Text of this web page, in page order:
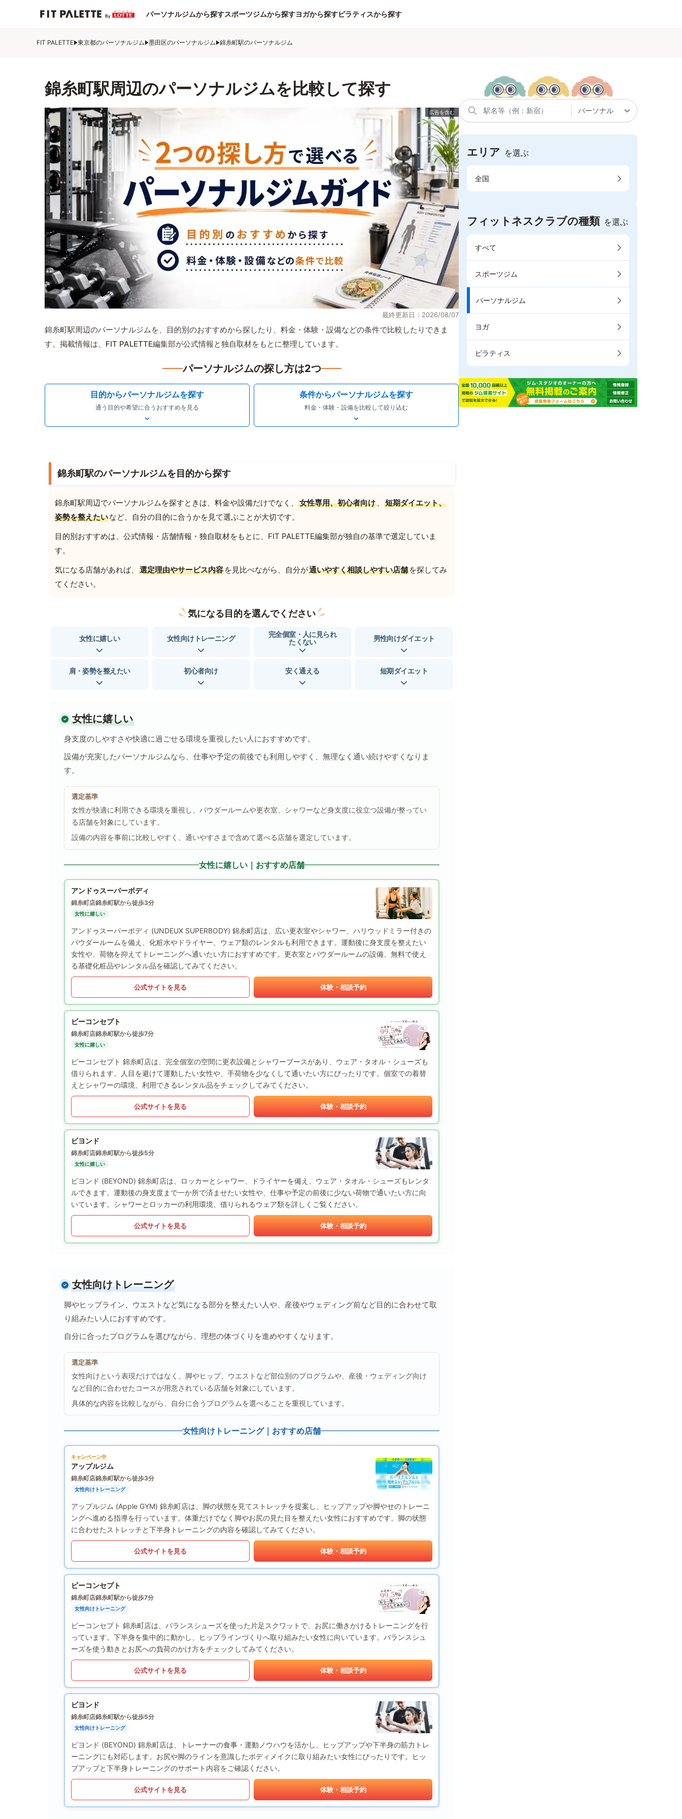
パーソナルジムから探すスポーツジムから探すヨガから探すピラティスから探す
FIT PALETTE 東京都のパーソナルジム 墨田区のパーソナルジム 錦糸町駅のパーソナルジム
錦糸町駅周辺のパーソナルジムを比較して探す
最終更新日：2026/08/07
錦糸町駅周辺のパーソナルジムを、目的別のおすすめから探したり、料金・体験・設備などの条件で比較したりできま
す。掲載情報は、FIT PALETTE編集部が公式情報と独自取材をもとに整理しています。
パーソナルジムの探し方は2つ
目的からパーソナルジムを探す
通う目的や希望に合うおすすめを見る
条件からパーソナルジムを探す
料金・体験・設備を比較して絞り込む
錦糸町駅のパーソナルジムを目的から探す
錦糸町駅周辺でパーソナルジムを探すときは、料金や設備だけでなく、 女性専用、初心者向け 、
短期ダイエット、
姿勢を整えたいなど、自分の目的に合うかを見て選ぶことが大切です。
目的別おすすめは、公式情報・店舗情報・独自取材をもとに、FIT PALETTE編集部が独自の基準で選定していま
す。
気になる店舗があれば、
選定理由やサービス内容 を見比べながら、自分が通いやすく相談しやすい店舗 を探してみ
てください。
気になる目的を選んでください
女性に嬉しい 女性向けトレーニング
完全個室・人に見られ
たくない
男性向けダイエット
肩・姿勢を整えたい 初心者向け 安く通える 短期ダイエット
女性に嬉しい
身支度のしやすさや快適に過ごせる環境を重視したい人におすすめです。
設備が充実したパーソナルジムなら、仕事や予定の前後でも利用しやすく、無理なく通い続けやすくなりま
す。
選定基準
女性が快適に利用できる環境を重視し、パウダールームや更衣室、シャワーなど身支度に役立つ設備が整ってい
る店舗を対象にしています。
設備の内容を事前に比較しやすく、通いやすさまで含めて選べる店舗を選定しています。
女性に嬉しい｜おすすめ店舗
アンドゥスーパーボディ
錦糸町店錦糸町駅から徒歩3分
女性に嬉しい
アンドゥスーパーボディ (UNDEUX SUPERBODY) 錦糸町店は、広い更衣室やシャワー、ハリウッドミラー付きの
パウダールームを備え、化粧水やドライヤー、ウェア類のレンタルも利用できます。運動後に身支度を整えたい
女性や、荷物を抑えてトレーニングへ通いたい方におすすめです。更衣室とパウダールームの設備、無料で使え
る基礎化粧品やレンタル品を確認してみてください。
公式サイトを見る 体験・相談予約
ビーコンセプト
錦糸町店錦糸町駅から徒歩7分
女性に嬉しい
ビーコンセプト 錦糸町店は、完全個室の空間に更衣設備とシャワーブースがあり、ウェア・タオル・シューズも
借りられます。人目を避けて運動したい女性や、手荷物を少なくして通いたい方にぴったりです。個室での着替
えとシャワーの環境、利用できるレンタル品をチェックしてみてください。
公式サイトを見る 体験・相談予約
ビヨンド
錦糸町店錦糸町駅から徒歩5分
女性に嬉しい
ビヨンド (BEYOND) 錦糸町店は、ロッカーとシャワー、ドライヤーを備え、ウェア・タオル・シューズもレンタ
ルできます。運動後の身支度まで一か所で済ませたい女性や、仕事や予定の前後に少ない荷物で通いたい方に向
いています。シャワーとロッカーの利用環境、借りられるウェア類を詳しくご覧ください。
公式サイトを見る 体験・相談予約
女性向けトレーニング
脚やヒップライン、ウエストなど気になる部分を整えたい人や、産後やウェディング前など目的に合わせて取
り組みたい人におすすめです。
自分に合ったプログラムを選びながら、理想の体づくりを進めやすくなります。
選定基準
女性向けという表現だけではなく、脚やヒップ、ウエストなど部位別のプログラムや、産後・ウェディング向け
など目的に合わせたコースが用意されている店舗を対象にしています。
具体的な内容を比較しながら、自分に合うプログラムを選べることを重視しています。
女性向けトレーニング｜おすすめ店舗
キャンペーン中
アップルジム
錦糸町店錦糸町駅から徒歩3分
女性向けトレーニング
アップルジム (Apple GYM) 錦糸町店は、脚の状態を見てストレッチを提案し、ヒップアップや脚やせのトレーニ
ングへ進める指導を行っています。体重だけでなく脚やお尻の見た目を整えたい女性におすすめです。脚の状態
に合わせたストレッチと下半身トレーニングの内容を確認してみてください。
公式サイトを見る 体験・相談予約
ビーコンセプト
錦糸町店錦糸町駅から徒歩7分
女性向けトレーニング
ビーコンセプト 錦糸町店は、バランスシューズを使った片足スクワットで、お尻に働きかけるトレーニングを行
っています。下半身を集中的に動かし、ヒップラインづくりへ取り組みたい女性に向いています。バランスシュ
ーズを使う動きとお尻への負荷のかけ方をチェックしてみてください。
公式サイトを見る 体験・相談予約
ビヨンド
錦糸町店錦糸町駅から徒歩5分
女性向けトレーニング
ビヨンド (BEYOND) 錦糸町店は、トレーナーの食事・運動ノウハウを活かし、ヒップアップや下半身の筋力トレ
ーニングにも対応します。お尻や脚のラインを意識したボディメイクに取り組みたい女性にぴったりです。ヒッ
プアップと下半身トレーニングのサポート内容をご確認ください。
公式サイトを見る 体験・相談予約
エリア を選ぶ
全国
フィットネスクラブの種類 を選ぶ
すべて
スポーツジム
パーソナルジム
ヨガ
ピラティス